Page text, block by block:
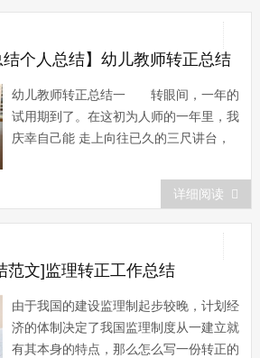
曾经很担心不知该如何做好工作;但是公
司宽松融洽的工作氛围、团结向上的企
业...
结个人总结】幼儿教师转正总结
幼儿教师转正总结一 转眼间，一年的
试用期到了。在这初为人师的一年里，我
庆幸自己能 走上向往已久的三尺讲台，
正适 应了学校正常的教育教学生活，融
入到太和中学这个大家庭中。一年来，
在学校领导和同事们的帮助下，我无论是
学习能力、教学能力还是专业水 平都得
到较明显的提...
详细阅读
范文]监理转正工作总结
由于我国的建设监理制起步较晚，计划经
济的体制决定了我国监理制度从一建立就
有其本身的特点，那么怎么写一份转正的